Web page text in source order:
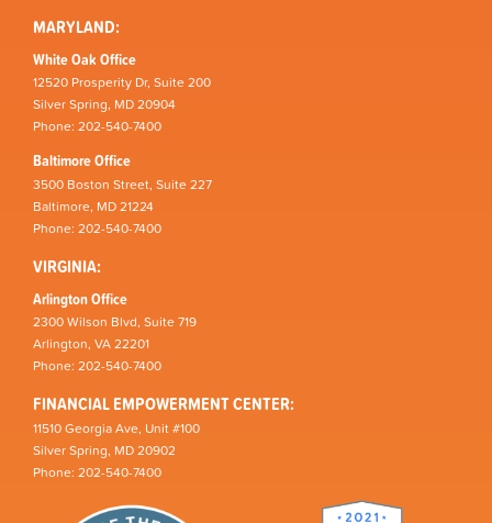
MARYLAND:
White Oak Office
12520 Prosperity Dr, Suite 200
Silver Spring, MD 20904
Phone: 202-540-7400
Baltimore Office
3500 Boston Street, Suite 227
Baltimore, MD 21224
Phone: 202-540-7400
VIRGINIA:
Arlington Office
2300 Wilson Blvd, Suite 719
Arlington, VA 22201
Phone: 202-540-7400
FINANCIAL EMPOWERMENT CENTER:
11510 Georgia Ave, Unit #100
Silver Spring, MD 20902
Phone: 202-540-7400